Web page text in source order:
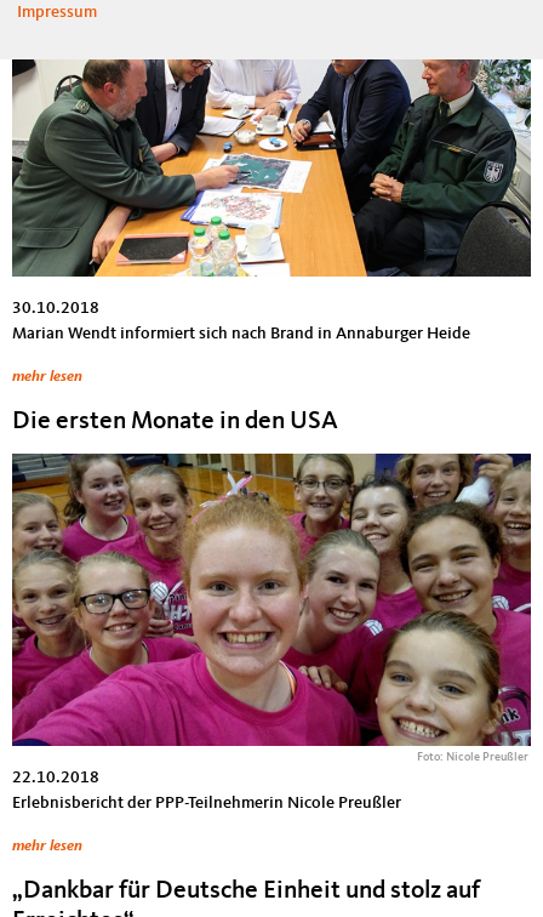
30.10.2018
Marian Wendt informiert sich nach Brand in Annaburger Heide
mehr lesen
Die ersten Monate in den USA
Foto: Nicole Preußler
22.10.2018
Erlebnisbericht der PPP-Teilnehmerin Nicole Preußler
mehr lesen
„Dankbar für Deutsche Einheit und stolz auf
Impressum